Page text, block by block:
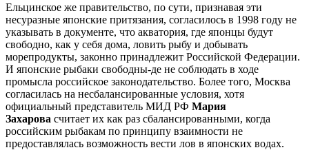
Ельцинское же правительство, по сути, признавая эти
несуразные японские притязания, согласилось в 1998 году не
указывать в документе, что акватория, где японцы будут
свободно, как у себя дома, ловить рыбу и добывать
морепродукты, законно принадлежит Российской Федерации.
И японские рыбаки свободны-де не соблюдать в ходе
промысла российское законодательство. Более того, Москва
согласилась на несбалансированные условия, хотя
официальный представитель МИД РФ Мария
Захарова считает их как раз сбалансированными, когда
российским рыбакам по принципу взаимности не
предоставлялась возможность вести лов в японских водах.